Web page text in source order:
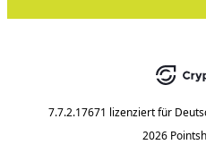
7.7.2.17671 lizenziert für
2026